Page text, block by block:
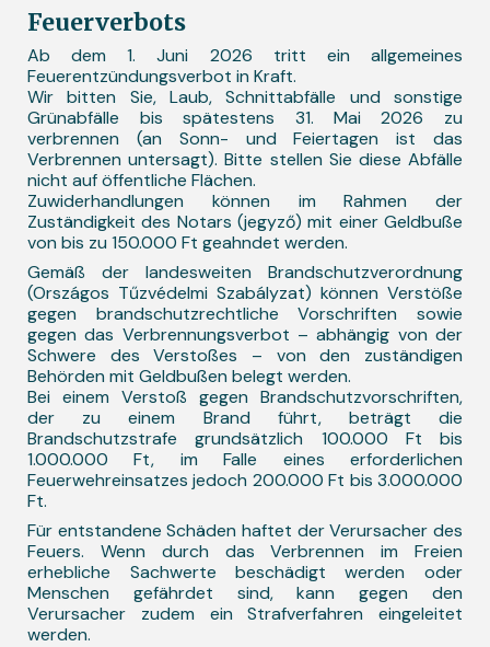
Feuerverbots
Ab dem 1. Juni 2026 tritt ein allgemeines
Feuerentzündungsverbot in Kraft.
Wir bitten Sie, Laub, Schnittabfälle und sonstige
Grünabfälle bis spätestens 31. Mai 2026 zu
verbrennen (an Sonn- und Feiertagen ist das
Verbrennen untersagt). Bitte stellen Sie diese Abfälle
nicht auf öffentliche Flächen.
Zuwiderhandlungen können im Rahmen der
Zuständigkeit des Notars (jegyző) mit einer Geldbuße
von bis zu 150.000 Ft geahndet werden.
Gemäß der landesweiten Brandschutzverordnung
(Országos Tűzvédelmi Szabályzat) können Verstöße
gegen brandschutzrechtliche Vorschriften sowie
gegen das Verbrennungsverbot – abhängig von der
Schwere des Verstoßes – von den zuständigen
Behörden mit Geldbußen belegt werden.
Bei einem Verstoß gegen Brandschutzvorschriften,
der zu einem Brand führt, beträgt die
Brandschutzstrafe grundsätzlich 100.000 Ft bis
1.000.000 Ft, im Falle eines erforderlichen
Feuerwehreinsatzes jedoch 200.000 Ft bis 3.000.000
Ft.
Für entstandene Schäden haftet der Verursacher des
Feuers. Wenn durch das Verbrennen im Freien
erhebliche Sachwerte beschädigt werden oder
Menschen gefährdet sind, kann gegen den
Verursacher zudem ein Strafverfahren eingeleitet
werden.